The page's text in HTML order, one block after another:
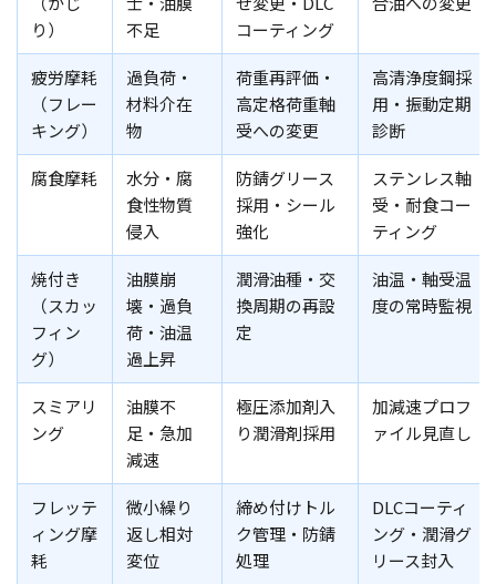
り）
不足
コーティング
疲労摩耗
（フレー
キング）
過負荷・
材料介在
物
荷重再評価・
高定格荷重軸
受への変更
高清浄度鋼採
用・振動定期
診断
腐食摩耗
水分・腐
食性物質
侵入
防錆グリース
採用・シール
強化
ステンレス軸
受・耐食コー
ティング
焼付き
（スカッ
フィン
グ）
油膜崩
壊・過負
荷・油温
過上昇
潤滑油種・交
換周期の再設
定
油温・軸受温
度の常時監視
スミアリ
ング
油膜不
足・急加
減速
極圧添加剤入
り潤滑剤採用
加減速プロフ
ァイル見直し
フレッテ
ィング摩
耗
微小繰り
返し相対
変位
締め付けトル
ク管理・防錆
処理
DLCコーティ
ング・潤滑グ
リース封入